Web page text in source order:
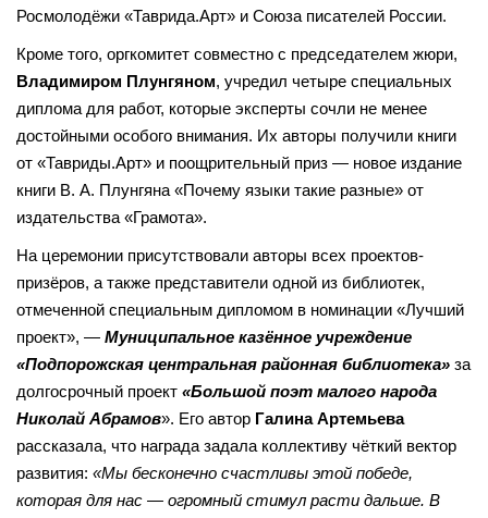
Росмолодёжи «Таврида.Арт» и Союза писателей России.
Кроме того, оргкомитет совместно с председателем жюри,
Владимиром Плунгяном, учредил четыре специальных
диплома для работ, которые эксперты сочли не менее
достойными особого внимания. Их авторы получили книги
от «Тавриды.Арт» и поощрительный приз — новое издание
книги В. А. Плунгяна «Почему языки такие разные» от
издательства «Грамота».
На церемонии присутствовали авторы всех проектов-
призёров, а также представители одной из библиотек,
отмеченной специальным дипломом в номинации «Лучший
проект», — Муниципальное казённое учреждение
«Подпорожская центральная районная библиотека» за
долгосрочный проект «Большой поэт малого народа
Николай Абрамов». Его автор Галина Артемьева
рассказала, что награда задала коллективу чёткий вектор
развития: «Мы бесконечно счастливы этой победе,
которая для нас — огромный стимул расти дальше. В